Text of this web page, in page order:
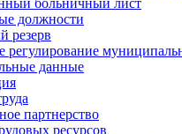
больничный лист
должности
резерв
регулирование
данные
партнерство
ресурсов